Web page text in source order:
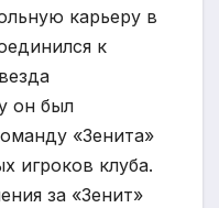
карьеру в
к
он был
«Зенита»
игроков клуба.
за «Зенит»